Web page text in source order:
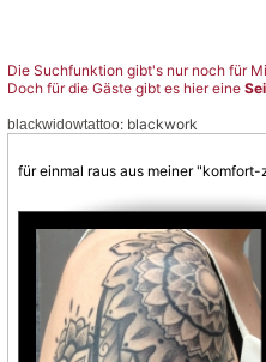
Die Suchfunktion gibt's nur noch für
Doch für die Gäste gibt es hier eine
blackwidowtattoo: blackwork
für einmal raus aus meiner